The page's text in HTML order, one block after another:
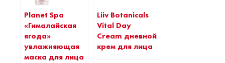
Planet Spa
«Гималайская
ягода»
увлажняющая
маска для лица
Liiv Botanicals
Vital Day
Cream дневной
крем для лица